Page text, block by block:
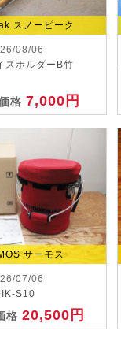
スノーピーク
08/06
スホルダーB竹
格7,000円
サーモス
07/06
S10
格 20,500円